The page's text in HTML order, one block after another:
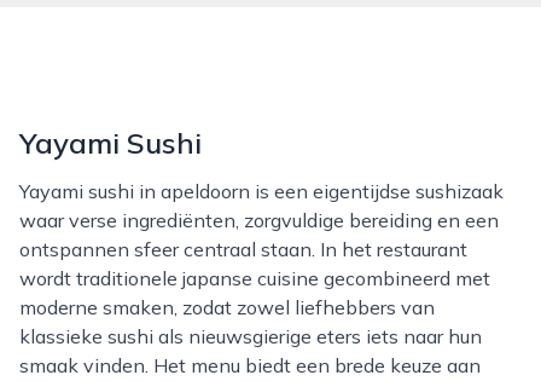
Yayami Sushi
Yayami sushi in apeldoorn is een eigentijdse sushizaak
waar verse ingrediënten, zorgvuldige bereiding en een
ontspannen sfeer centraal staan. In het restaurant
wordt traditionele japanse cuisine gecombineerd met
moderne smaken, zodat zowel liefhebbers van
klassieke sushi als nieuwsgierige eters iets naar hun
smaak vinden. Het menu biedt een brede keuze aan